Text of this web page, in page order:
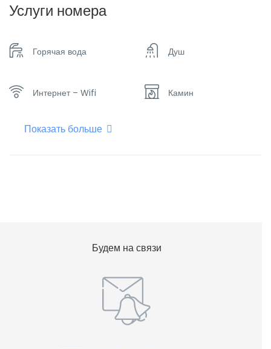
Услуги номера
Горячая вода Душ
Интернет – Wifi Камин
Кухня
Показать больше
Будем на связи